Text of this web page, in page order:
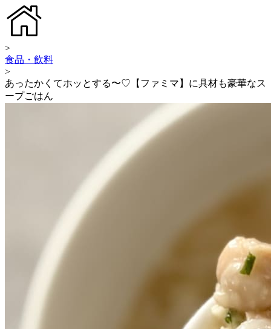
>
食品・飲料
>
あったかくてホッとする〜♡【ファミマ】に具材も豪華なス
ープごはん